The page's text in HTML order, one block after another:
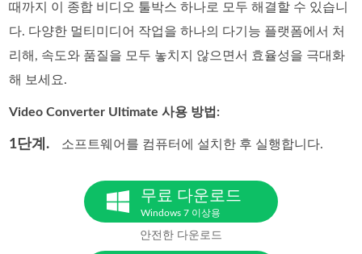
때까지 이 종합 비디오 툴박스 하나로 모두 해결할 수 있습니
다. 다양한 멀티미디어 작업을 하나의 다기능 플랫폼에서 처
리해, 속도와 품질을 모두 놓치지 않으면서 효율성을 극대화
해 보세요.
Video Converter Ultimate 사용 방법:
1단계. 소프트웨어를 컴퓨터에 설치한 후 실행합니다.
무료 다운로드
Windows 7 이상용
안전한 다운로드